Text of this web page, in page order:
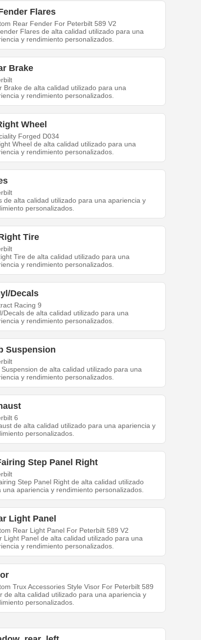
Flares
Rear Fender For Peterbilt 589 V2
Flares de alta calidad utilizado para una
y rendimiento personalizados.
Brake
Brake de alta calidad utilizado para una
y rendimiento personalizados.
Wheel
Forged D034
Wheel de alta calidad utilizado para una
y rendimiento personalizados.
de alta calidad utilizado para una apariencia y
personalizados.
Tire
Tire de alta calidad utilizado para una
y rendimiento personalizados.
Decals
Racing 9
Decals de alta calidad utilizado para una
y rendimiento personalizados.
Suspension
Suspension de alta calidad utilizado para una
y rendimiento personalizados.
6
de alta calidad utilizado para una apariencia y
personalizados.
Step Panel Right
Step Panel Right de alta calidad utilizado
una apariencia y rendimiento personalizados.
Light Panel
Rear Light Panel For Peterbilt 589 V2
Light Panel de alta calidad utilizado para una
y rendimiento personalizados.
Trux Accessories Style Visor For Peterbilt 589
de alta calidad utilizado para una apariencia y
personalizados.